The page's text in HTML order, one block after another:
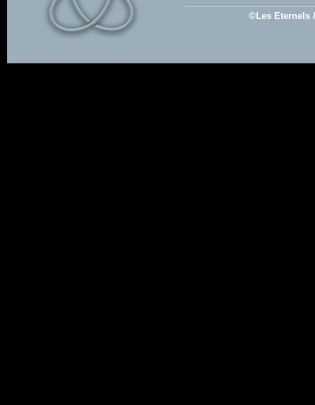
©Les Eternels